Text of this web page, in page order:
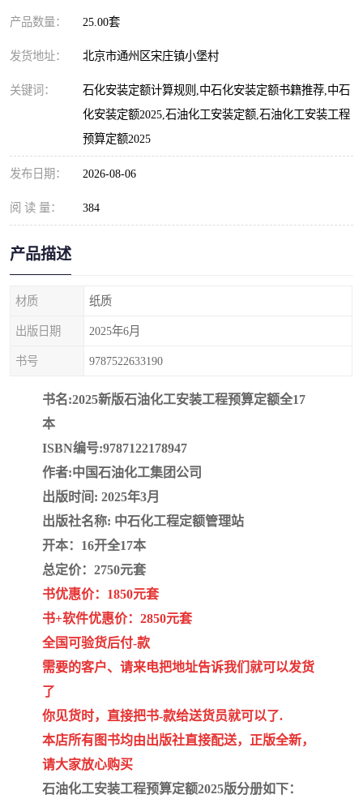
产品数量： 25.00套
发货地址： 北京市通州区宋庄镇小堡村
关键词：
石化安装定额计算规则,中石化安装定额书籍推荐,中石
化安装定额2025,石油化工安装定额,石油化工安装工程
预算定额2025
发布日期： 2026-08-06
阅 读 量： 384
产品描述
材质 纸质
出版日期 2025年6月
书号 9787522633190
书名:2025新版石油化工安装工程预算定额全17
本
ISBN编号:9787122178947
作者:中国石油化工集团公司
出版时间: 2025年3月
出版社名称: 中石化工程定额管理站
开本：16开全17本
总定价：2750元套
书优惠价：1850元套
书+软件优惠价：2850元套
全国可验货后付-款
需要的客户、请来电把地址告诉我们就可以发货
了
你见货时，直接把书-款给送货员就可以了.
本店所有图书均由出版社直接配送，正版全新，
请大家放心购买
石油化工安装工程预算定额2025版分册如下：
额
湖北建设工程消耗量定额
煤炭建设工程预算定额 钢铁检修工程预算定额
黄金矿山工程预算定额 冶金工业矿山建设工程预
冶金工业建设工程预算定
额
电子工程概预算定额
内河航运工程概预算定额
疏浚工程预算定额
吉林建设工程计价定额
福建建设工程预算定额
江西省建筑工程预算定额
锅炉及压力容器规范国际
性规范ASME
湖北省建设工程预算定额
内蒙古建设工程预算定额
陕西建设工程消耗量定额
贵州水利水电定额
青海省建筑工程消耗量定
20kv及以下配电网工程定 地质灾害治理工程质量检
广西建筑安装工程预算定